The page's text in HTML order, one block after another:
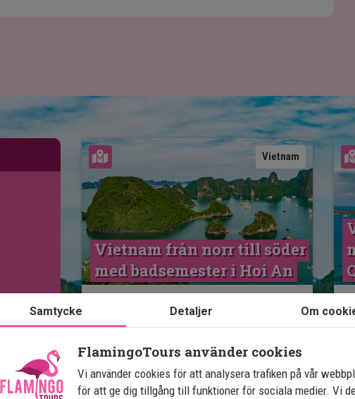
Vietnam
Vietnam från norr till söder
med badsemester i Hoi An
Rekommenderad till
sommarsemestern
13 nätters rundresa i Vietnam
Inkluderar badsemester i Hoi An
Inrikesflyg – inga slitna nattåg
Samtycke Detaljer Om
FlamingoTours använder cookies
Vi använder cookies för att analysera trafiken på vår
för att ge dig tillgång till funktioner för sociala medier. Vi